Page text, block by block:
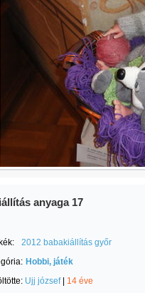
anyaga 17
2012 babakiállítás győr
Hobbi, játék
Ujj józsef| 14 éve